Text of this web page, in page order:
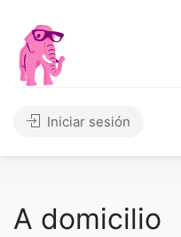
Iniciar sesión
A domicilio